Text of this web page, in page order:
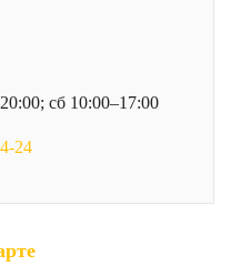
сб 10:00–17:00
24